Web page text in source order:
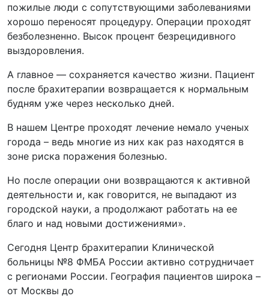
пожилые люди с сопутствующими заболеваниями
хорошо переносят процедуру. Операции проходят
безболезненно. Высок процент безрецидивного
выздоровления.
А главное — сохраняется качество жизни. Пациент
после брахитерапии возвращается к нормальным
будням уже через несколько дней.
В нашем Центре проходят лечение немало ученых
города – ведь многие из них как раз находятся в
зоне риска поражения болезнью.
Но после операции они возвращаются к активной
деятельности и, как говорится, не выпадают из
городской науки, а продолжают работать на ее
благо и над новыми достижениями».
Сегодня Центр брахитерапии Клинической
больницы №8 ФМБА России активно сотрудничает
с регионами России. География пациентов широка –
от Москвы до